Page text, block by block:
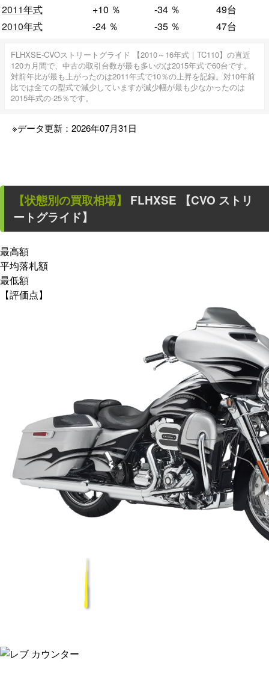
2011年式
+10 ％ -34 ％
49台
2010年式
-24 ％ -35 ％ 47台
FLHXSE-CVOストリートグライド 【2010～16年式｜TC110】の直近
120カ月間で、中古の取引台数が最も多いのは2015年式で60台です。
対前年比が最も上がったのは2011年式で10％の上昇を記録。対10年前
比では全ての型式で減少していますが減少幅が最も少なかったのは
2015年式の-25％です。
※データ更新：2026年07月31日
【状態別の買取相場】
FLHXSE 【CVO ストリ
ートグライド】
最高額
平均落札額
最低額
【評価点】